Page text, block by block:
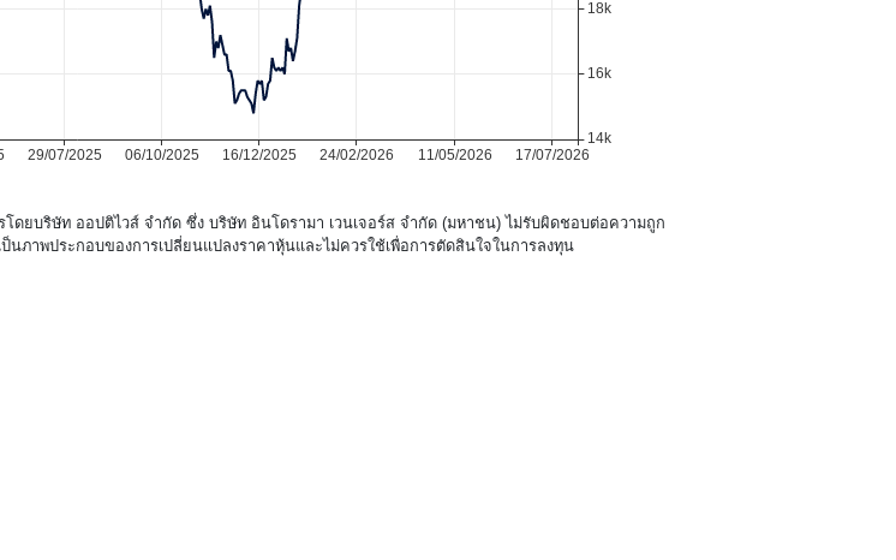
โดยบริษัท ออปติไวส์ จำกัด ซึ่ง บริษัท อินโดรามา เวนเจอร์ส จำกัด (มหาชน) ไม่รับผิดชอบต่อความถูก
ภาพประกอบของการเปลี่ยนแปลงราคาหุ้นและไม่ควรใช้เพื่อการตัดสินใจในการลงทุน